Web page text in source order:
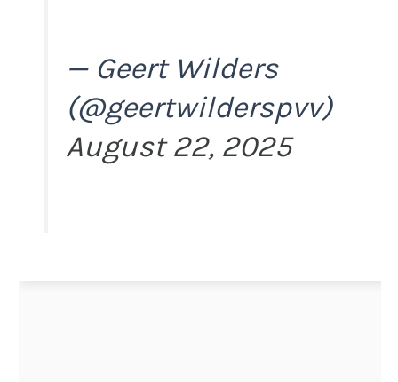
— Geert Wilders
(@geertwilderspvv)
August 22, 2025